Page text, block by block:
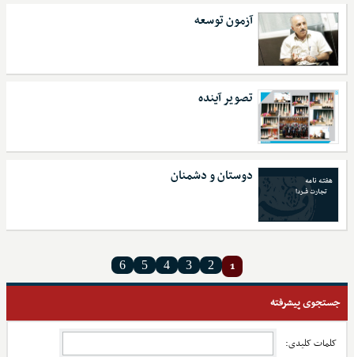
آزمون توسعه
تصویر آینده
دوستان و دشمنان
1
2
3
4
5
6
جستجوی پیشرفته
کلمات کلیدی: